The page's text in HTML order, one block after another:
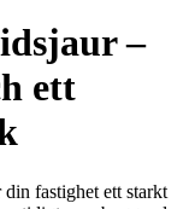
–
ett
fastighet ett starkt